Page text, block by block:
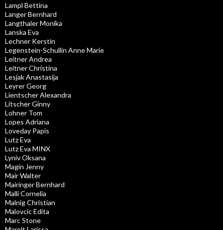
Lampl Bettina
Langer Bernhard
Langthaler Monika
Lanska Eva
Lechner Kerstin
Legenstein-Schullin Anne Marie
Leitner Andrea
Leitner Christina
Lesjak Anastasija
Leyrer Georg
Lientscher Alexandra
Litscher Ginny
Lohner Tom
Lopes Adriana
Loveday Papis
Lutz Eva
Lutz Eva MINX
Lyniv Oksana
Magin Jenny
Mair Walter
Mairinger Bernhard
Malli Cornelia
Malnig Christian
Malovcic Edita
Marc Stone